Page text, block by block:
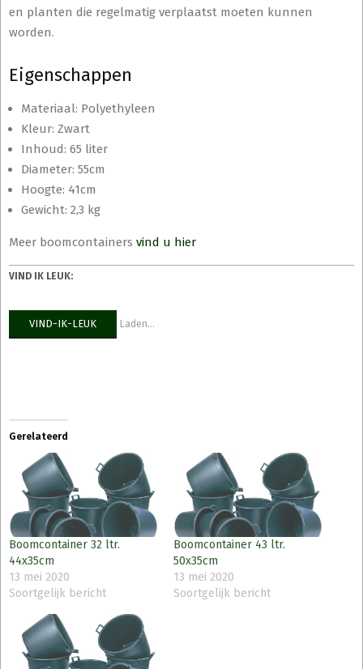
en planten die regelmatig verplaatst moeten kunnen
worden.
Eigenschappen
Materiaal: Polyethyleen
Kleur: Zwart
Inhoud: 65 liter
Diameter: 55cm
Hoogte: 41cm
Gewicht: 2,3 kg
Meer boomcontainers vind u hier
VIND IK LEUK:
VIND-IK-LEUK Laden...
Gerelateerd
Boomcontainer 32 ltr.
44x35cm
13 mei 2020
Soortgelijk bericht
Boomcontainer 43 ltr.
50x35cm
13 mei 2020
Soortgelijk bericht